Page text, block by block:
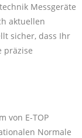
Messgeräte
aktuellen
sicher, dass Ihr
präzise
von E-TOP
Normale